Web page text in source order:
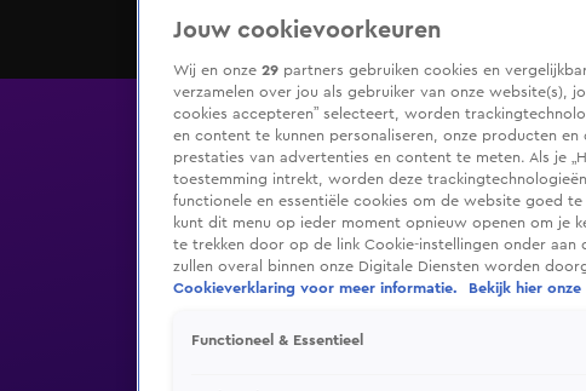
Jouw cookievoorkeuren
Wij en onze 29 partners gebruiken cookies en
verzamelen over jou als gebruiker van onze website(s),
cookies accepteren” selecteert, worden
en content te kunnen personaliseren, onze producten
prestaties van advertenties en content te meten. Als je
toestemming intrekt, worden deze
functionele en essentiële cookies om de website goed
kunt dit menu op ieder moment opnieuw openen om je
te trekken door op de link Cookie-instellingen onder aan
zullen overal binnen onze Digitale Diensten worden
Cookieverklaring voor meer informatie.
Bekijk hier
Functioneel & Essentieel